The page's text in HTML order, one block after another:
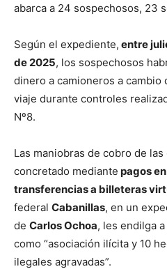
abarca a 24 sospechosos, 23
Según el expediente, entre
de 2025, los sospechosos
dinero a camioneros a
viaje durante controles
Nº8.
Las maniobras de cobro de
concretado mediante pagos
transferencias a billeteras
federal Cabanillas, en un
de Carlos Ochoa, les endilga
como “asociación ilícita y 10
ilegales agravadas”.